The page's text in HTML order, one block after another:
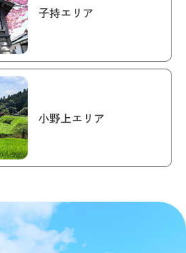
子持エリア
小野上エリア